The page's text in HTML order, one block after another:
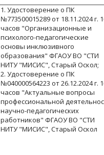
1. Удостоверение о ПК
№773500015289 от 18.11.2024 г.
часов "Организационные и
психолого-педагогические
основы инклюзивного
образования" ФГАОУ ВО "СТИ
НИТУ "МИСИС", Старый Оскол;
2. Удостоверение о ПК
№040000564223 от 26.12.2024 г.
часов "Актуальные вопросы
профессиональной
научно-педагогических
работников" ФГАОУ ВО "СТИ
НИТУ "МИСИС", Старый Оскол